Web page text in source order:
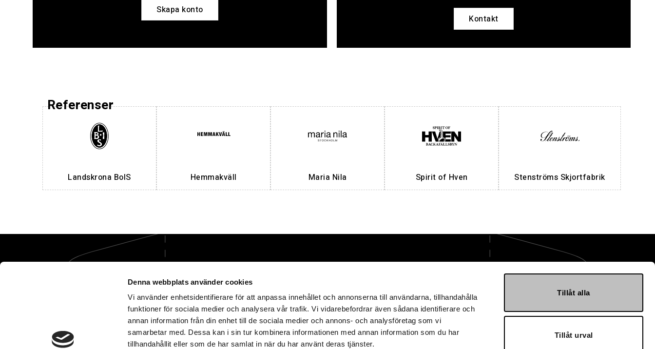
Denna webbplats använder cookies
Vi använder enhetsidentifierare för att anpassa innehållet och annonserna till användarna, tillhandahålla
funktioner för sociala medier och analysera vår trafik. Vi vidarebefordrar även sådana identifierare och
annan information från din enhet till de sociala medier och annons- och analysföretag som vi
samarbetar med. Dessa kan i sin tur kombinera informationen med annan information som du har
tillhandahållit eller som de har samlat in när du har använt deras tjänster.
Tillåt alla
Tillåt urval
Skapa konto
Kontakt
Referenser
Landskrona BoIS Hemmakväll Maria Nila Spirit of Hven Stenströms Skjortfabrik
Förpackningar
Vi tar hand om ömtåliga och värdefulla
produkter
E-post: info@htemballage.se
Telefon: +46 418 40 30 10